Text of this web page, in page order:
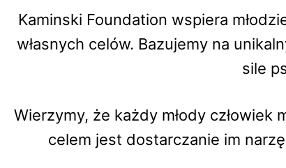
Kaminski Foundation wspiera
własnych celów. Bazujemy na
sile
Wierzymy, że każdy młody człowiek
celem jest dostarczanie im